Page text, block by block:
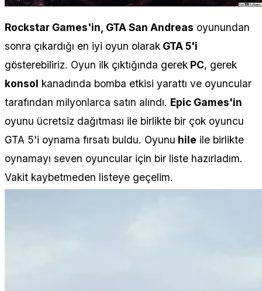
Rockstar Games'in, GTA San Andreas oyunundan
sonra çıkardığı en iyi oyun olarak GTA 5'i
gösterebiliriz. Oyun ilk çıktığında gerek PC, gerek
konsol kanadında bomba etkisi yarattı ve oyuncular
tarafından milyonlarca satın alındı. Epic Games'in
oyunu ücretsiz dağıtması ile birlikte bir çok oyuncu
GTA 5'i oynama fırsatı buldu. Oyunu hile ile birlikte
oynamayı seven oyuncular için bir liste hazırladım.
Vakit kaybetmeden listeye geçelim.